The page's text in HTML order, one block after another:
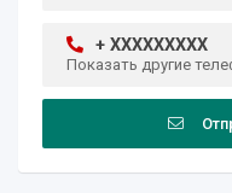
+ XXXXXXXXX
Показать другие